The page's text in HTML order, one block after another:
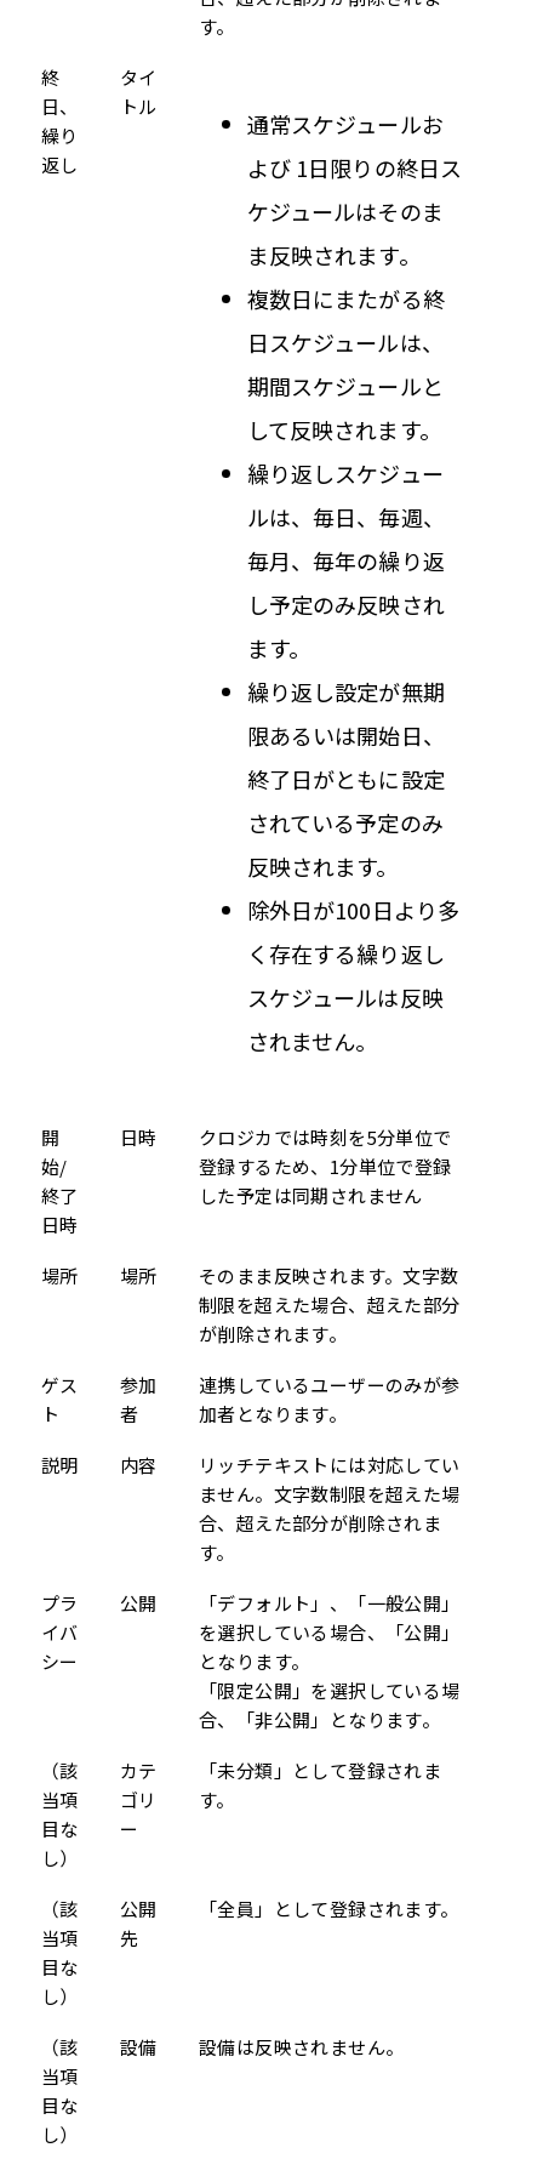
す。
終
日、
繰り
返し
タイ
トル
通常スケジュールお
よび 1日限りの終日ス
ケジュールはそのま
ま反映されます。
複数日にまたがる終
日スケジュールは、
期間スケジュールと
して反映されます。
繰り返しスケジュー
ルは、毎日、毎週、
毎月、毎年の繰り返
し予定のみ反映され
ます。
繰り返し設定が無期
限あるいは開始日、
終了日がともに設定
されている予定のみ
反映されます。
除外日が100日より多
く存在する繰り返し
スケジュールは反映
されません。
開
始/
終了
日時
日時
クロジカでは時刻を5分単位で
登録するため、1分単位で登録
した予定は同期されません
場所 場所
そのまま反映されます。文字数
制限を超えた場合、超えた部分
が削除されます。
ゲス
ト
参加
者
連携しているユーザーのみが参
加者となります。
説明
内容
リッチテキストには対応してい
ません。文字数制限を超えた場
合、超えた部分が削除されま
す。
プラ
イバ
シー
公開
「デフォルト」、「一般公開」
を選択している場合、「公開」
となります。
「限定公開」を選択している場
合、「非公開」となります。
（該
当項
目な
し）
カテ
ゴリ
ー
「未分類」として登録されま
す。
（該
当項
目な
し）
公開
先
「全員」として登録されます。
（該
当項
目な
し）
設備 設備は反映されません。